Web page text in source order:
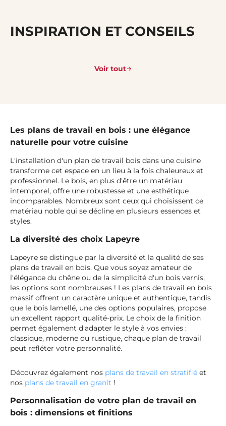
INSPIRATION ET CONSEILS
Voir tout
Les plans de travail en bois : une élégance
naturelle pour votre cuisine
L'installation d'un plan de travail bois dans une cuisine
transforme cet espace en un lieu à la fois chaleureux et
professionnel. Le bois, en plus d'être un matériau
intemporel, offre une robustesse et une esthétique
incomparables. Nombreux sont ceux qui choisissent ce
matériau noble qui se décline en plusieurs essences et
styles.
La diversité des choix Lapeyre
Lapeyre se distingue par la diversité et la qualité de ses
plans de travail en bois. Que vous soyez amateur de
l'élégance du chêne ou de la simplicité d'un bois vernis,
les options sont nombreuses ! Les plans de travail en bois
massif offrent un caractère unique et authentique, tandis
que le bois lamellé, une des options populaires, propose
un excellent rapport qualité-prix. Le choix de la finition
permet également d'adapter le style à vos envies :
classique, moderne ou rustique, chaque plan de travail
peut refléter votre personnalité.
Découvrez également nos plans de travail en stratifié et
nos plans de travail en granit !
Personnalisation de votre plan de travail en
bois : dimensions et finitions